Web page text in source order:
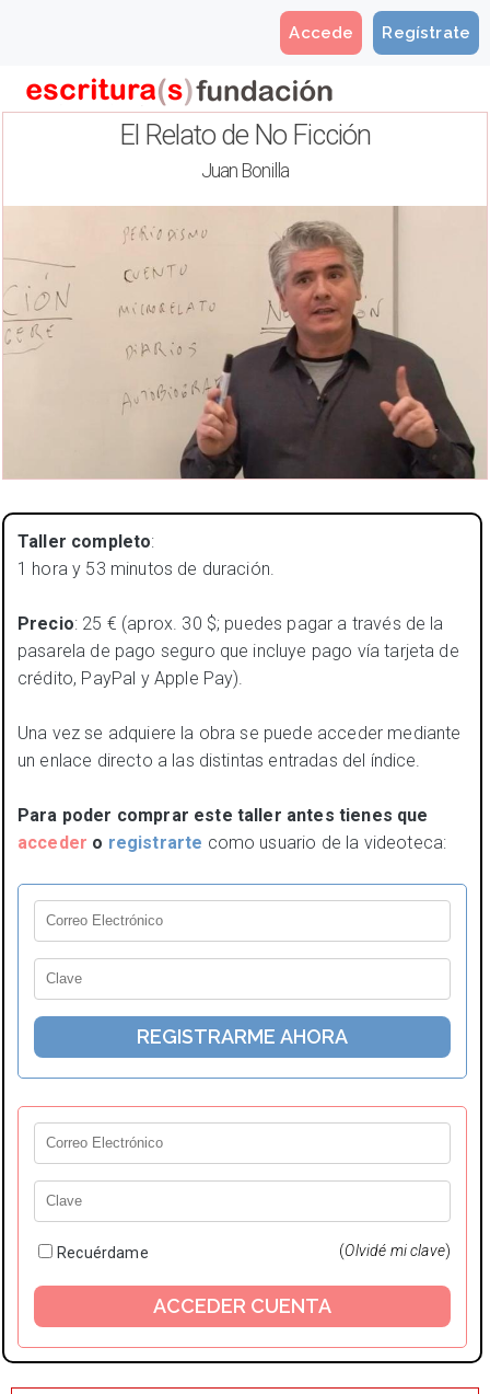
Regístrate
Accede
El Relato de No Ficción
Juan Bonilla
Taller completo:
1 hora y 53 minutos de duración.
Precio: 25 € (aprox. 30 $; puedes pagar a través de la
pasarela de pago seguro que incluye pago vía tarjeta de
crédito, PayPal y Apple Pay).
Una vez se adquiere la obra se puede acceder mediante
un enlace directo a las distintas entradas del índice.
Para poder comprar este taller antes tienes que
acceder o registrarte como usuario de la videoteca:
Recuérdame (Olvidé mi clave)